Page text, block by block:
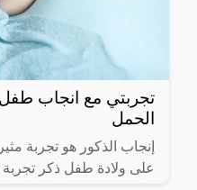
تجربتي مع انجاب
الحمل
إنجاب الذكور هو تجربة
على ولادة طفل ذكر تجربة